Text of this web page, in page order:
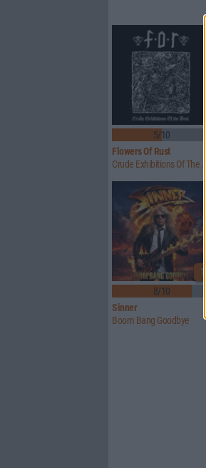
5/10
Flowers Of Rust
1
8/10
Sinner
Boom Bang Goodbye